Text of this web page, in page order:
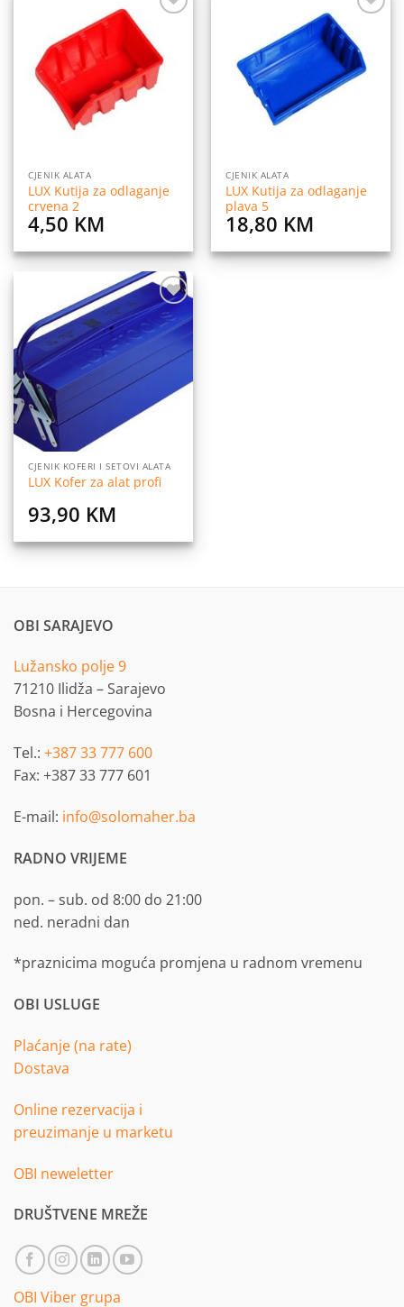
listu
želja
CJENIK ALATA
LUX Kutija za odlaganje
crvena 2
4,50 KM
listu
želja
CJENIK ALATA
LUX Kutija za odlaganje
plava 5
18,80 KM
Dodaj
na
želja
CJENIK KOFERI I SETOVI ALATA
LUX Kofer za alat profi
93,90 KM
OBI SARAJEVO
Lužansko polje 9
71210 Ilidža – Sarajevo
Bosna i Hercegovina
Tel.: +387 33 777 600
Fax: +387 33 777 601
E-mail: info@solomaher.ba
RADNO VRIJEME
pon. – sub. od 8:00 do 21:00
ned. neradni dan
*praznicima moguća promjena u radnom vremenu
OBI USLUGE
Plaćanje (na rate)
Dostava
Online rezervacija i
preuzimanje u marketu
OBI neweletter
DRUŠTVENE MREŽE
OBI Viber grupa